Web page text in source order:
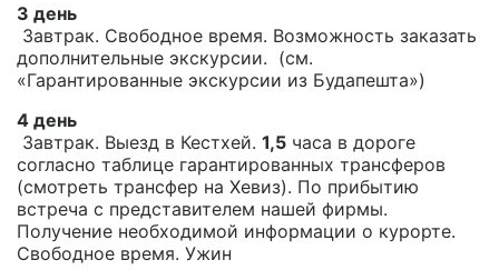
3 день
Завтрак. Свободное время. Возможность заказать
дополнительные экскурсии. (см.
«Гарантированные экскурсии из Будапешта»)
4 день
Завтрак. Выезд в Кестхей. 1,5 часа в дороге
согласно таблице гарантированных трансферов
(смотреть трансфер на Хевиз). По прибытию
встреча с представителем нашей фирмы.
Получение необходимой информации о курорте.
Свободное время. Ужин